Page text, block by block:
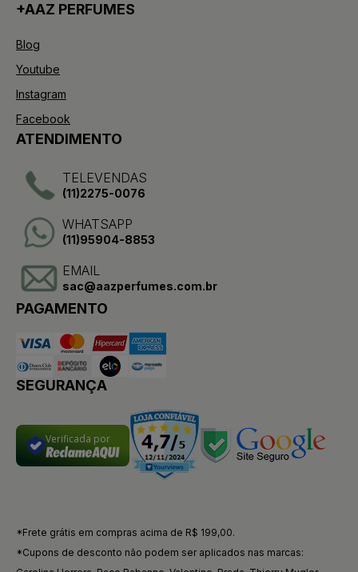
+AAZ PERFUMES
Blog
Youtube
Instagram
Facebook
ATENDIMENTO
TELEVENDAS
(11)2275-0076
WHATSAPP
(11)95904-8853
EMAIL
sac@aazperfumes.com.br
PAGAMENTO
SEGURANÇA
Verificada por
*Frete grátis em compras acima de R$ 199,00.
*Cupons de desconto não podem ser aplicados nas marcas: